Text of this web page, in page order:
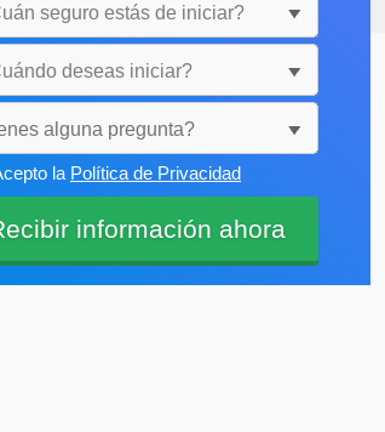
alguna pregunta?
la Política de Privacidad